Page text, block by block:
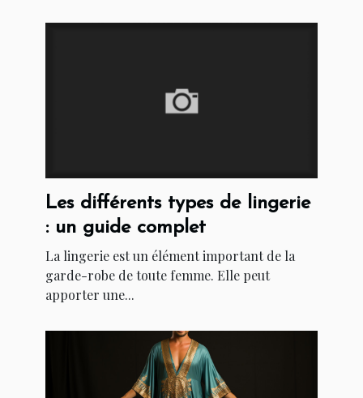
Les différents types de lingerie
: un guide complet
La lingerie est un élément important de la
garde-robe de toute femme. Elle peut
apporter une...